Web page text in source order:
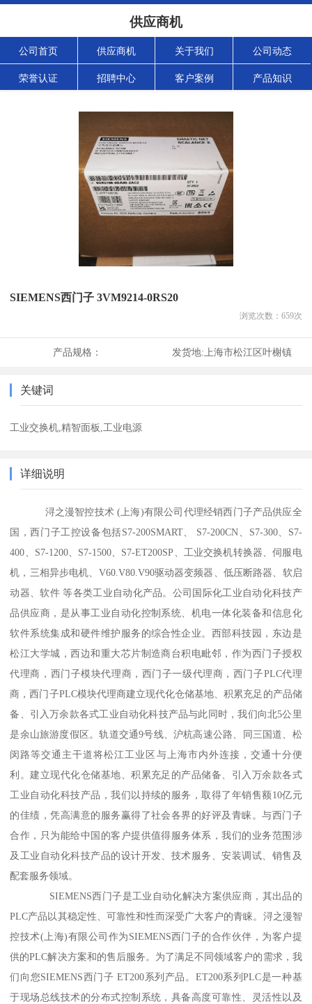
供应商机
公司首页 供应商机 关于我们 公司动态
荣誉认证 招聘中心 客户案例 产品知识
SIEMENS西门子 3VM9214-0RS20
浏览次数： 659次
产品规格： 发货地: 上海市松江区叶榭镇
关键词
工业交换机,精智面板,工业电源
详细说明
浔之漫智控技术 (上海)有限公司代理经销西门子产品供应全
国，西门子工控设备包括S7-200SMART、 S7-200CN、S7-300、S7-
400、S7-1200、S7-1500、S7-ET200SP、工业交换机转换器、伺服电
机，三相异步电机、V60.V80.V90驱动器变频器、低压断路器、软启
动器、软件 等各类工业自动化产品。公司国际化工业自动化科技产
品供应商，是从事工业自动化控制系统、机电一体化装备和信息化
软件系统集成和硬件维护服务的综合性企业。西部科技园，东边是
松江大学城，西边和重大芯片制造商台积电毗邻，作为西门子授权
代理商，西门子模块代理商，西门子一级代理商，西门子PLC代理
商，西门子PLC模块代理商建立现代化仓储基地、积累充足的产品储
备、引入万余款各式工业自动化科技产品与此同时，我们向北5公里
是余山旅游度假区。轨道交通9号线、沪杭高速公路、同三国道、松
闵路等交通主干道将松江工业区与上海市内外连接，交通十分便
利。建立现代化仓储基地、积累充足的产品储备、引入万余款各式
工业自动化科技产品，我们以持续的服务，取得了年销售额10亿元
的佳绩，凭高满意的服务赢得了社会各界的好评及青睐。与西门子
合作，只为能给中国的客户提供值得服务体系，我们的业务范围涉
及工业自动化科技产品的设计开发、技术服务、安装调试、销售及
配套服务领域。
SIEMENS西门子是工业自动化解决方案供应商，其出品的
PLC产品以其稳定性、可靠性和性而深受广大客户的青睐。浔之漫智
控技术(上海)有限公司作为SIEMENS西门子的合作伙伴，为客户提
供的PLC解决方案和的售后服务。为了满足不同领域客户的需求，我
们向您SIEMENS西门子 ET200系列产品。ET200系列PLC是一种基
于现场总线技术的分布式控制系统，具备高度可靠性、灵活性以及